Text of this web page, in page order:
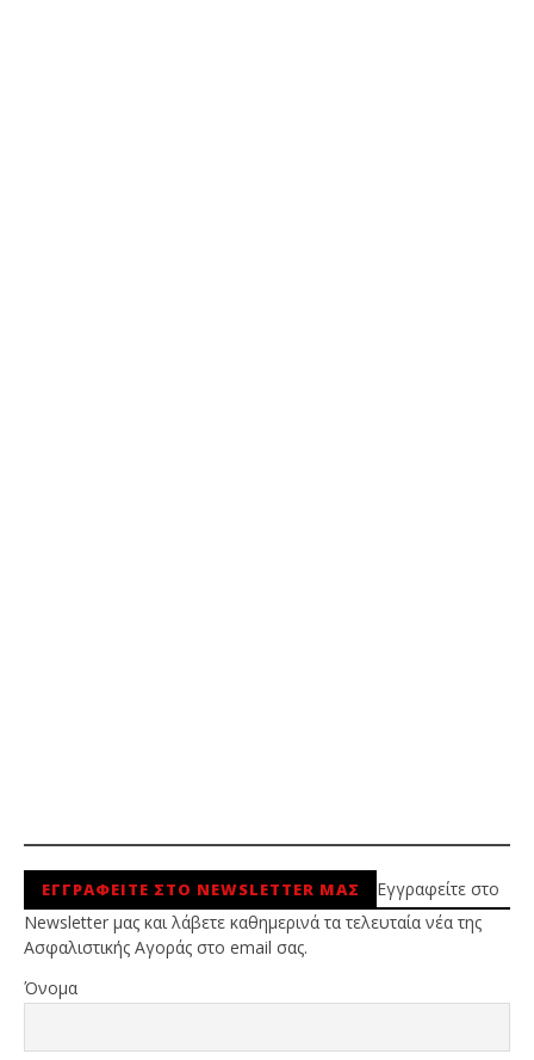
ΕΓΓΡΑΦΕΙΤΕ ΣΤΟ NEWSLETTER ΜΑΣ
Εγγραφείτε στο
Newsletter μας και λάβετε καθημερινά τα τελευταία νέα της
Ασφαλιστικής Αγοράς στο email σας.
Όνομα